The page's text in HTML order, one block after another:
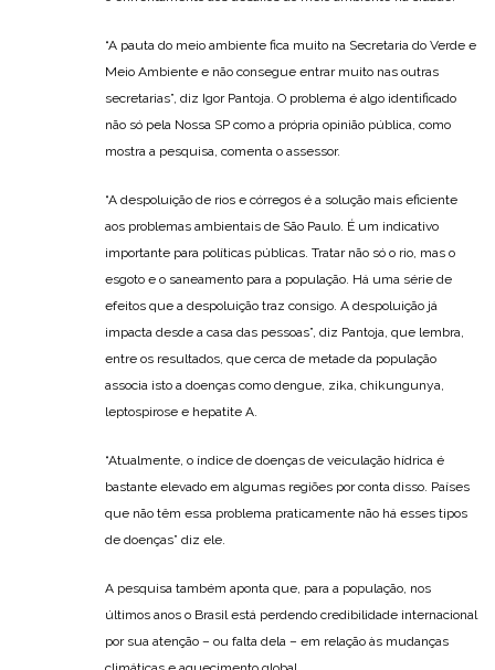
“A pauta do meio ambiente fica muito na Secretaria do Verde e
Meio Ambiente e não consegue entrar muito nas outras
secretarias”, diz Igor Pantoja. O problema é algo identificado
não só pela Nossa SP como a própria opinião pública, como
mostra a pesquisa, comenta o assessor.
“A despoluição de rios e córregos é a solução mais eficiente
aos problemas ambientais de São Paulo. É um indicativo
importante para políticas públicas. Tratar não só o rio, mas o
esgoto e o saneamento para a população. Há uma série de
efeitos que a despoluição traz consigo. A despoluição já
impacta desde a casa das pessoas”, diz Pantoja, que lembra,
entre os resultados, que cerca de metade da população
associa isto a doenças como dengue, zika, chikungunya,
leptospirose e hepatite A.
“Atualmente, o índice de doenças de veiculação hídrica é
bastante elevado em algumas regiões por conta disso. Países
que não têm essa problema praticamente não há esses tipos
de doenças” diz ele.
A pesquisa também aponta que, para a população, nos
últimos anos o Brasil está perdendo credibilidade internacional
por sua atenção – ou falta dela – em relação às mudanças